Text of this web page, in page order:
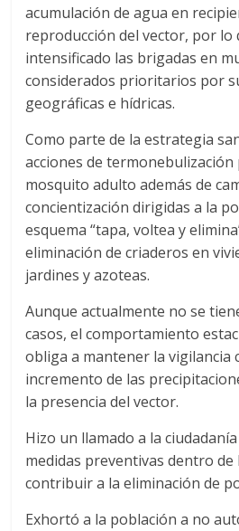
acumulación de agua en
reproducción del vector, por lo
intensificado las brigadas en
considerados prioritarios por
geográficas e hídricas.
Como parte de la estrategia
acciones de
mosquito adulto además de
concientización dirigidas a la
esquema “tapa, voltea y
eliminación de criaderos en
jardines y azoteas.
Aunque actualmente no se
casos, el comportamiento
obliga a mantener la vigilancia
incremento de las
la presencia del vector.
Hizo un llamado a la
medidas preventivas dentro
contribuir a la eliminación de
Exhortó a la población a no